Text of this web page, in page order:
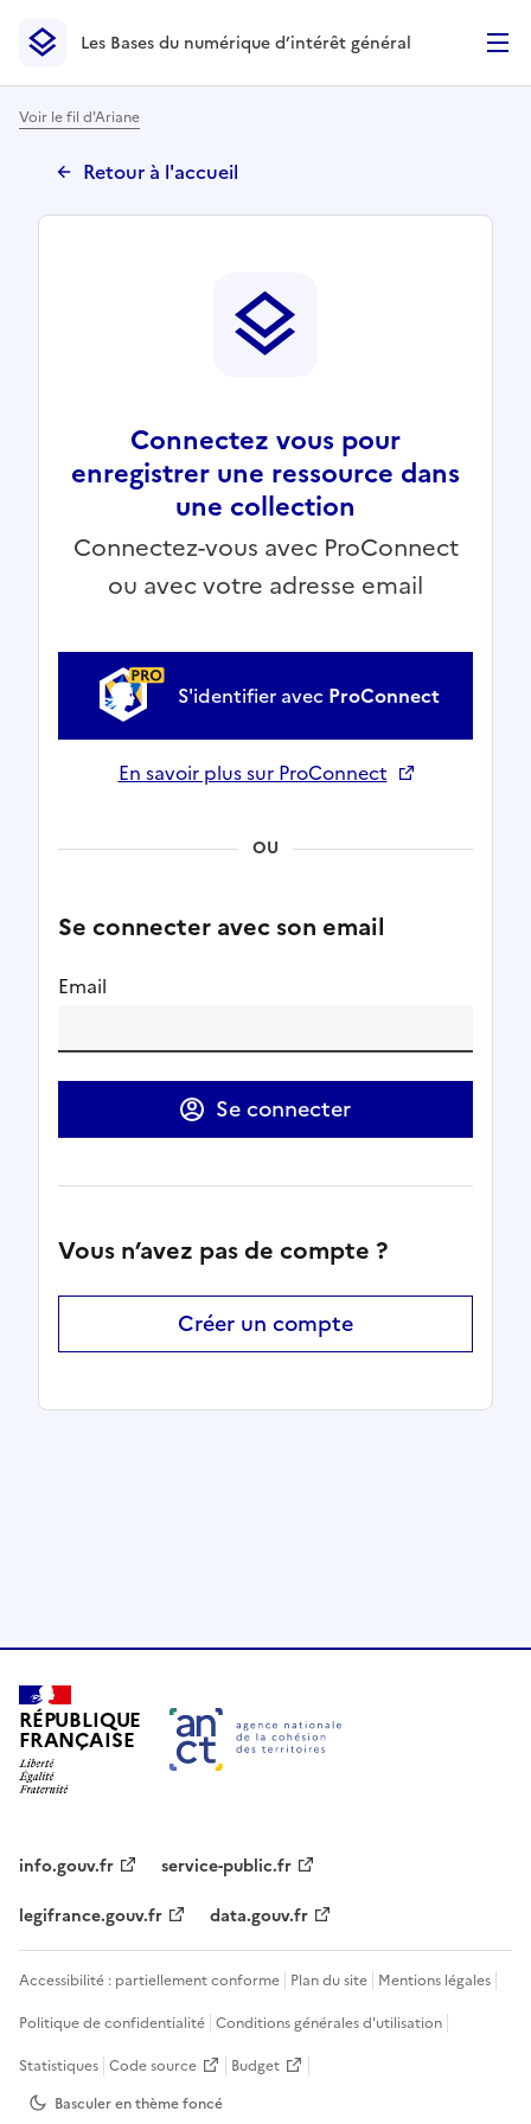
Les Bases du numérique d’intérêt général- Retour à la
Les Bases du numérique d’intérêt général
Voir le fil d'Ariane
Retour à l'accueil
Connectez vous pour
enregistrer une ressource dans
une collection
Connectez-vous avec ProConnect
ou avec votre adresse email
S'identifier avec ProConnect
En savoir plus sur ProConnect
OU
Se connecter avec son email
Email
Se connecter
Vous n’avez pas de compte ?
Créer un compte
RÉPUBLIQUE
FRANÇAISE
info.gouv.fr
service-public.fr
legifrance.gouv.fr
data.gouv.fr
Accessibilité : partiellement conforme Plan du site Mentions légales
Politique de confidentialité Conditions générales d'utilisation
Statistiques Code source
Budget
Basculer en thèmefoncé